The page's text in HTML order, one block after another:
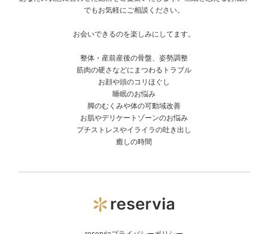
でもお気軽にご相談ください。
お会いできるのを楽しみにしてます。
整体・産前産後の骨盤、姿勢調整
筋肉の硬さなどにまつわるトラブル
お顔や頭のコリほぐし
睡眠のお悩み
脚のむくみや体の可動域改善
お肌やデリケートゾーンのお悩み
プチストレスやイライラの吐き出し
癒しの時間